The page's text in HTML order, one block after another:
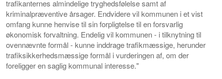
trafikanternes almindelige tryghedsfølelse samt af
kriminalpræventive årsager. Endvidere vil kommunen i et vist
omfang kunne henvise til sin forpligtelse til en forsvarlig
økonomisk forvaltning. Endelig vil kommunen - i tilknytning til
ovennævnte formål - kunne inddrage trafikmæssige, herunder
trafiksikkerhedsmæssige formål i vurderingen af, om der
foreligger en saglig kommunal interesse."